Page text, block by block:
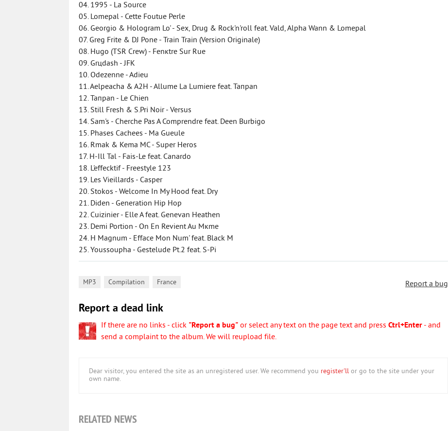
04. 1995 - La Source
05. Lomepal - Cette Foutue Perle
06. Georgio & Hologram Lo' - Sex, Drug & Rock'n'roll feat. Vald, Alpha Wann & Lomepal
07. Greg Frite & DJ Pone - Train Train (Version Originale)
08. Hugo (TSR Crew) - Fenкtre Sur Rue
09. Grцdash - JFK
10. Odezenne - Adieu
11. Aelpeacha & A2H - Allume La Lumiere feat. Taпpan
12. Taпpan - Le Chien
13. Still Fresh & S.Pri Noir - Versus
14. Sam's - Cherche Pas A Comprendre feat. Deen Burbigo
15. Phases Cachees - Ma Gueule
16. Rmak & Kema MC - Super Heros
17. H-Ill Tal - Fais-Le feat. Canardo
18. L'effecktif - Freestyle 123
19. Les Vieillards - Casper
20. Stokos - Welcome In My Hood feat. Dry
21. Diden - Generation Hip Hop
22. Cuizinier - Elle A feat. Genevan Heathen
23. Demi Portion - On En Revient Au Mкme
24. H Magnum - Efface Mon Num' feat. Black M
25. Youssoupha - Gestelude Pt.2 feat. S-Pi
Report a bug
MP3 Compilation France
Report a dead link
If there are no links - click "Report a bug" or select any text on the page text and press Ctrl+Enter - and
send a complaint to the album. We will reupload file.
Dear visitor, you entered the site as an unregistered user. We recommend you register'll or go to the site under your
own name.
RELATED NEWS